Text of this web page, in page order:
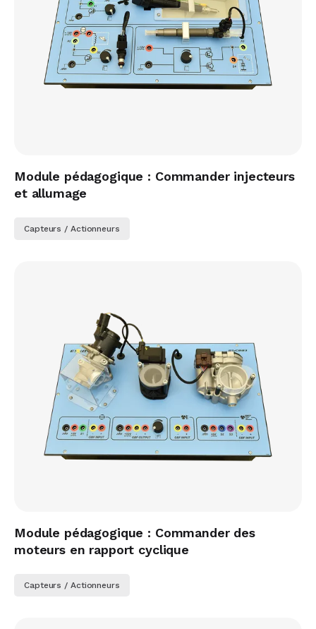
Module pédagogique : Commander injecteurs
et allumage
Capteurs / Actionneurs
Module pédagogique : Commander des
moteurs en rapport cyclique
Capteurs / Actionneurs